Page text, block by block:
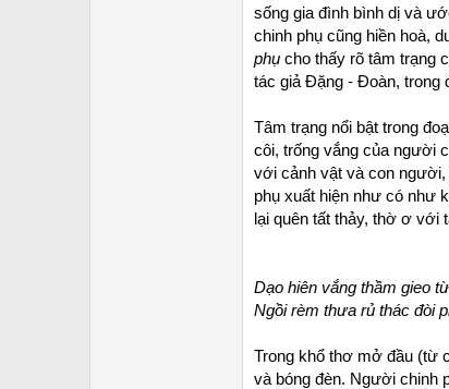
sống gia đình bình dị và
chinh phụ cũng hiền hoà,
phụ cho thấy rõ tâm trạng
tác giả Đặng - Đoàn, trong
Tâm trạng nổi bật trong
côi, trống vắng của người
với cảnh vật và con
phụ xuất hiện như có như
lại quên tất thảy, thờ ơ với
Dạo hiên vắng thầm gieo
Ngồi rèm thưa rủ thác đòi
Trong khổ thơ mở đầu (từ
và bóng đèn. Người chinh